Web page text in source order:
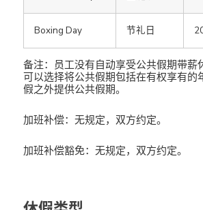
Boxing Day 节礼日
备注：员工没有自动享受公共假期带薪
可以选择将公共假期包括在有权享有的
假之外提供公共假期。
加班补偿：无规定，双方约定。
加班补偿豁免：无规定，双方约定。